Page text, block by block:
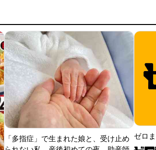
「多指症」で生まれた娘と、受け止め ゼロ